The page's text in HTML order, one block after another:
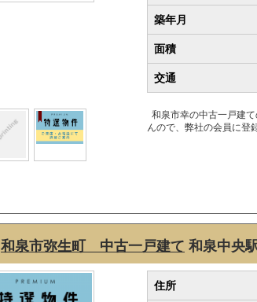
築年月
面積
交通
和泉市幸の中古一戸建
んので、弊社の会員に登
和泉市弥生町 中古一戸建て 和泉中央
住所